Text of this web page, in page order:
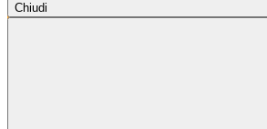
Chiudi